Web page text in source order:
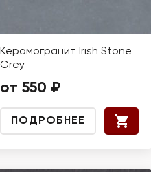
Керамогранит Irish Stone
Grey
от 550 ₽
ПОДРОБНЕЕ